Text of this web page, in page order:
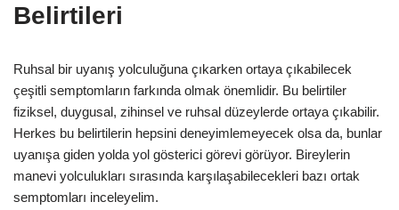
Belirtileri
Ruhsal bir uyanış yolculuğuna çıkarken ortaya çıkabilecek
çeşitli semptomların farkında olmak önemlidir. Bu belirtiler
fiziksel, duygusal, zihinsel ve ruhsal düzeylerde ortaya çıkabilir.
Herkes bu belirtilerin hepsini deneyimlemeyecek olsa da, bunlar
uyanışa giden yolda yol gösterici görevi görüyor. Bireylerin
manevi yolculukları sırasında karşılaşabilecekleri bazı ortak
semptomları inceleyelim.